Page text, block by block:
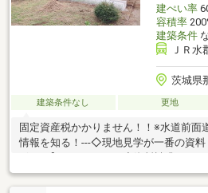
建ぺい率
容積率
建築条件
ＪＲ水
茨城県
建築条件なし 更地
固定資産税かかりません！！※水道前面
情報を知る！---◇現地見学が一番の資料
ン】をクリック！